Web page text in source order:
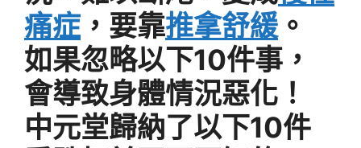
痛症 ，要靠推拿舒緩 。
如果忽略以下10件事，
會導致身體情況惡化！
中元堂歸納了以下10件